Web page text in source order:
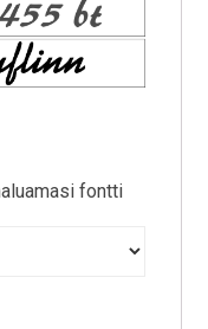
fontti